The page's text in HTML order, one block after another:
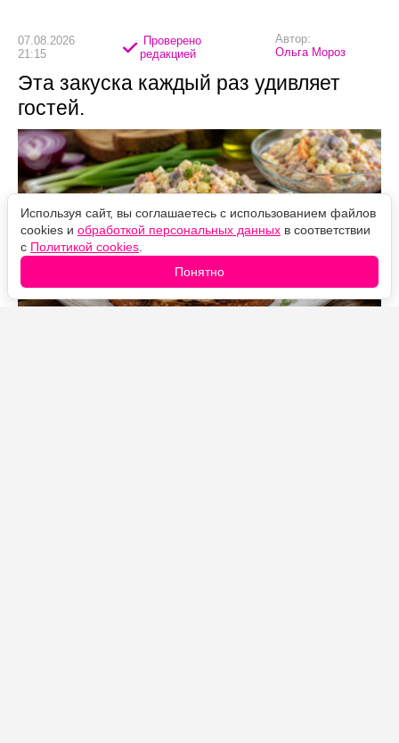
07.08.2026
21:15
Проверено
редакцией
Автор:
Ольга Мороз
Эта закуска каждый раз удивляет
гостей.
Используя сайт, вы соглашаетесь с использованием файлов
cookies и обработкой персональных данных в соответствии
с Политикой cookies
Понятно